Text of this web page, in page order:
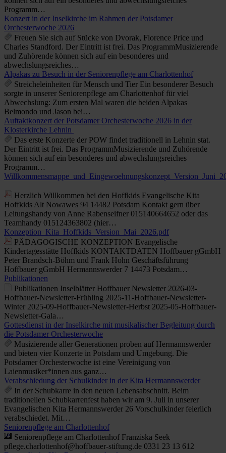
Programm…
Konzert in der Inselkirche im Rahmen der Potsdamer
Orchesterwoche 2026
Freuen Sie sich auf Stücke von Dvorak, Florence Price und
Charles Standford. Der Eintritt ist frei. Das ProgrammMusizierende
und Zuhörende können sich auf ein besonderes und
abwechslungsreiches…
Alpakas zu Besuch in der Seniorenpflege am Charlottenhof
Streicheleinheiten für Mensch und Tier Ein besonderer Besuch
sorgte in unserer Seniorenpflege am Charlottenhof für viel
Abwechslung: Zum ersten Mal waren die beiden Alpakas
Belmondo und Jason bei…
Auftaktkonzert der Potsdamer Orchesterwoche 2026 in der
Klosterkirche Lehnin
Das erste Konzerte der POW findet traditionell in Lehnin stat.
Der Eintritt ist frei. Das ProgrammMusizierende und Zuhörende
können sich auf ein besonderes und abwechslungsreiches
Programm…
Herzlich Willkommen bei den Hoffkids Evangelische Kita
Hoffkids Alt Nowawes 94 14482 Potsdam Kontakt gern über
Leitungshandy von Anne Rabenseifner 015140664652 oder das
Teamhandy 015124363802 (hier…
Konzeption_Kita_Hoffkids_Version_Mai_2026.pdf
PÄDAGOGISCHE KONZEPTION Evangelische
Kindertagesstätte Hoffkids KONTAKTDATEN Hoffbauer gGmbH
Peter Brandsch-Böhm und Frank Hohn Geschäftsführung
Hoffbauer gGmbH Hermannswerder 7 14473 Potsdam…
Publikationen
Publikationen Inselblätter Hoffbauer Newsletter 2026-03-
Hoffbauer-Newsletter-Frühling 2025-11-Hoffbauer-Newsletter-
Winter 2025-09-Hoffbauer-Newsletter-Herbst 2025-05-Hoffbauer-
Newsletter-Gala…
Gottesdienst in der Inselkirche mit musikalischer Begleitung durch
die Potsdamer Orchesterwoche
Musizierende aller Generationen proben auf Hermannswerder
und bieten vier Konzerte in Potsdam und Umgebung. Die
Potsdamer Orchesterwoche ist eine Vereinigung von
Laienmusiker*innen aus ganz…
Verabschiedung der Schulkinder in der Kita Hermannswerder
In der Schubkarre in den neuen Lebensabschnitt. Beim
traditionellen Schubkarrenfest haben wir am 9. Juli in unserer
Evangelischen Kita Hermannswerder 26 Vorschulkinder feierlich
verabschiedet. Mit…
Seniorenpflege am Charlottenhof
Seniorenpflege am Charlottenhof Franziska Seek
pflege.charlottenhof@hoffbauer-stiftung.de 0331 23 13 612